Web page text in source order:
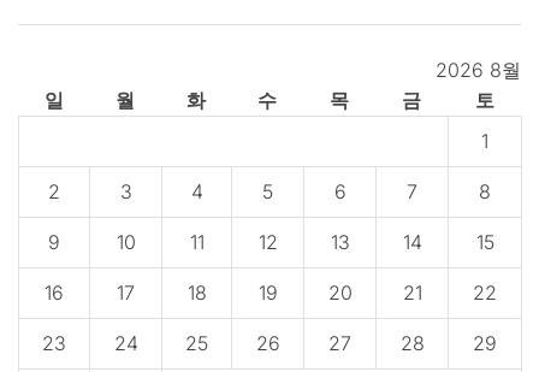
2026 8월
일
월 화 수 목 금
토
1
2 3 4 5 6 7 8
9 10 11 12 13 14 15
16 17 18 19 20 21 22
23 24 25 26 27 28 29